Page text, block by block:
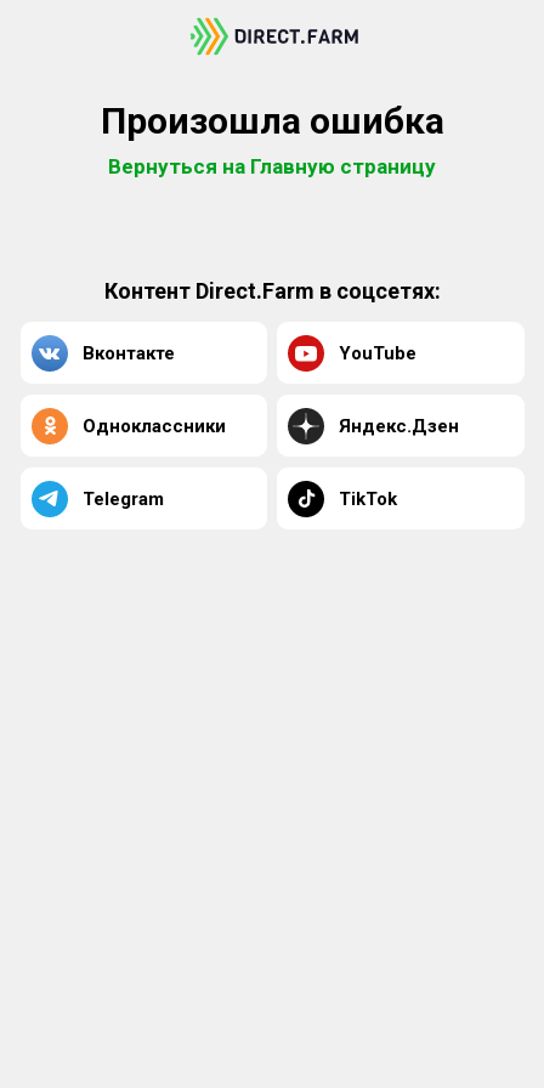
Произошла ошибка
Вернуться на Главную страницу
Контент Direct.Farm в соцсетях:
Вконтакте YouTube
Одноклассники Яндекс.Дзен
Telegram TikTok